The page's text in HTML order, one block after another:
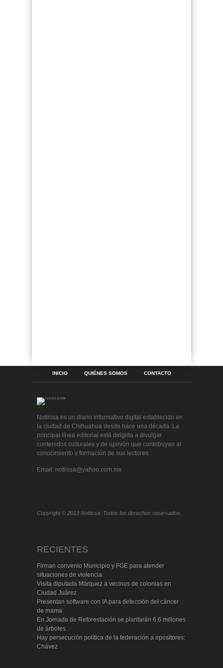
INICIO QUIÉNES SOMOS CONTACTO
Notiissa es un diario informativo digital establecido en
la ciudad de Chihuahua desde hace una década. La
principal línea editorial está dirigida a divulgar
contenidos culturales y de opinión que contribuyan al
conocimiento y formación de sus lectores.
Email: notiissa@yahoo.com.mx
Copyright © 2013 Notiissa. Todos los derechos reservados.
RECIENTES
Firman convenio Municipio y FGE para atender
situaciones de violencia
Visita diputada Márquez a vecinos de colonias en
Ciudad Juárez
Presentan software con IA para detección del cáncer
de mama
En Jornada de Reforestación se plantarán 6.6 millones
de árboles
Hay persecución política de la federación a opositores:
Chávez